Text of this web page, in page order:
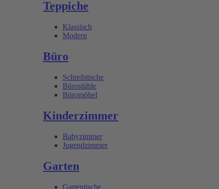
Teppiche
Klassisch
Modern
Büro
Schreibtische
Bürostühle
Büromöbel
Kinderzimmer
Babyzimmer
Jugendzimmer
Garten
Gartentische